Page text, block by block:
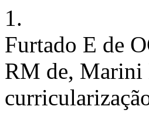
1.
Furtado E de
RM de, Marini